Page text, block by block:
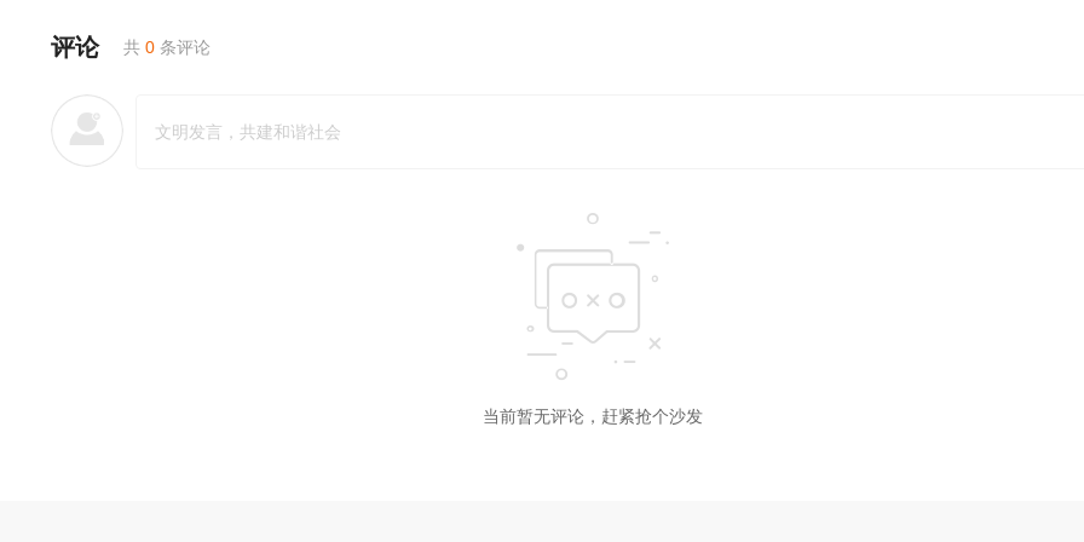
2060222（一）
2060222（二）
评论 共 0 条评论
当前暂无评论，赶紧抢个沙发